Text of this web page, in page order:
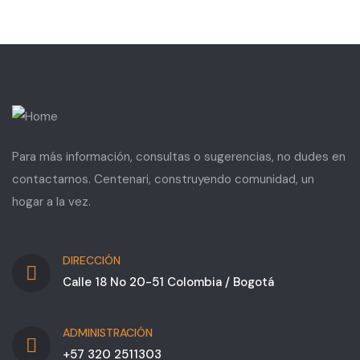
Para más información, consultas o sugerencias, no dudes en
contactarnos. Centenari, construyendo comunidad, un
hogar a la vez.
DIRECCIÓN
Calle 18 No 20-51 Colombia / Bogotá
ADMINISTRACIÓN
+57 320 2511303